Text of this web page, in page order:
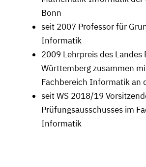
Bonn
seit 2007 Professor für
Informatik
2009 Lehrpreis des Landes
Württemberg zusammen
Fachbereich Informatik an
seit WS 2018/19
Prüfungsausschusses im
Informatik